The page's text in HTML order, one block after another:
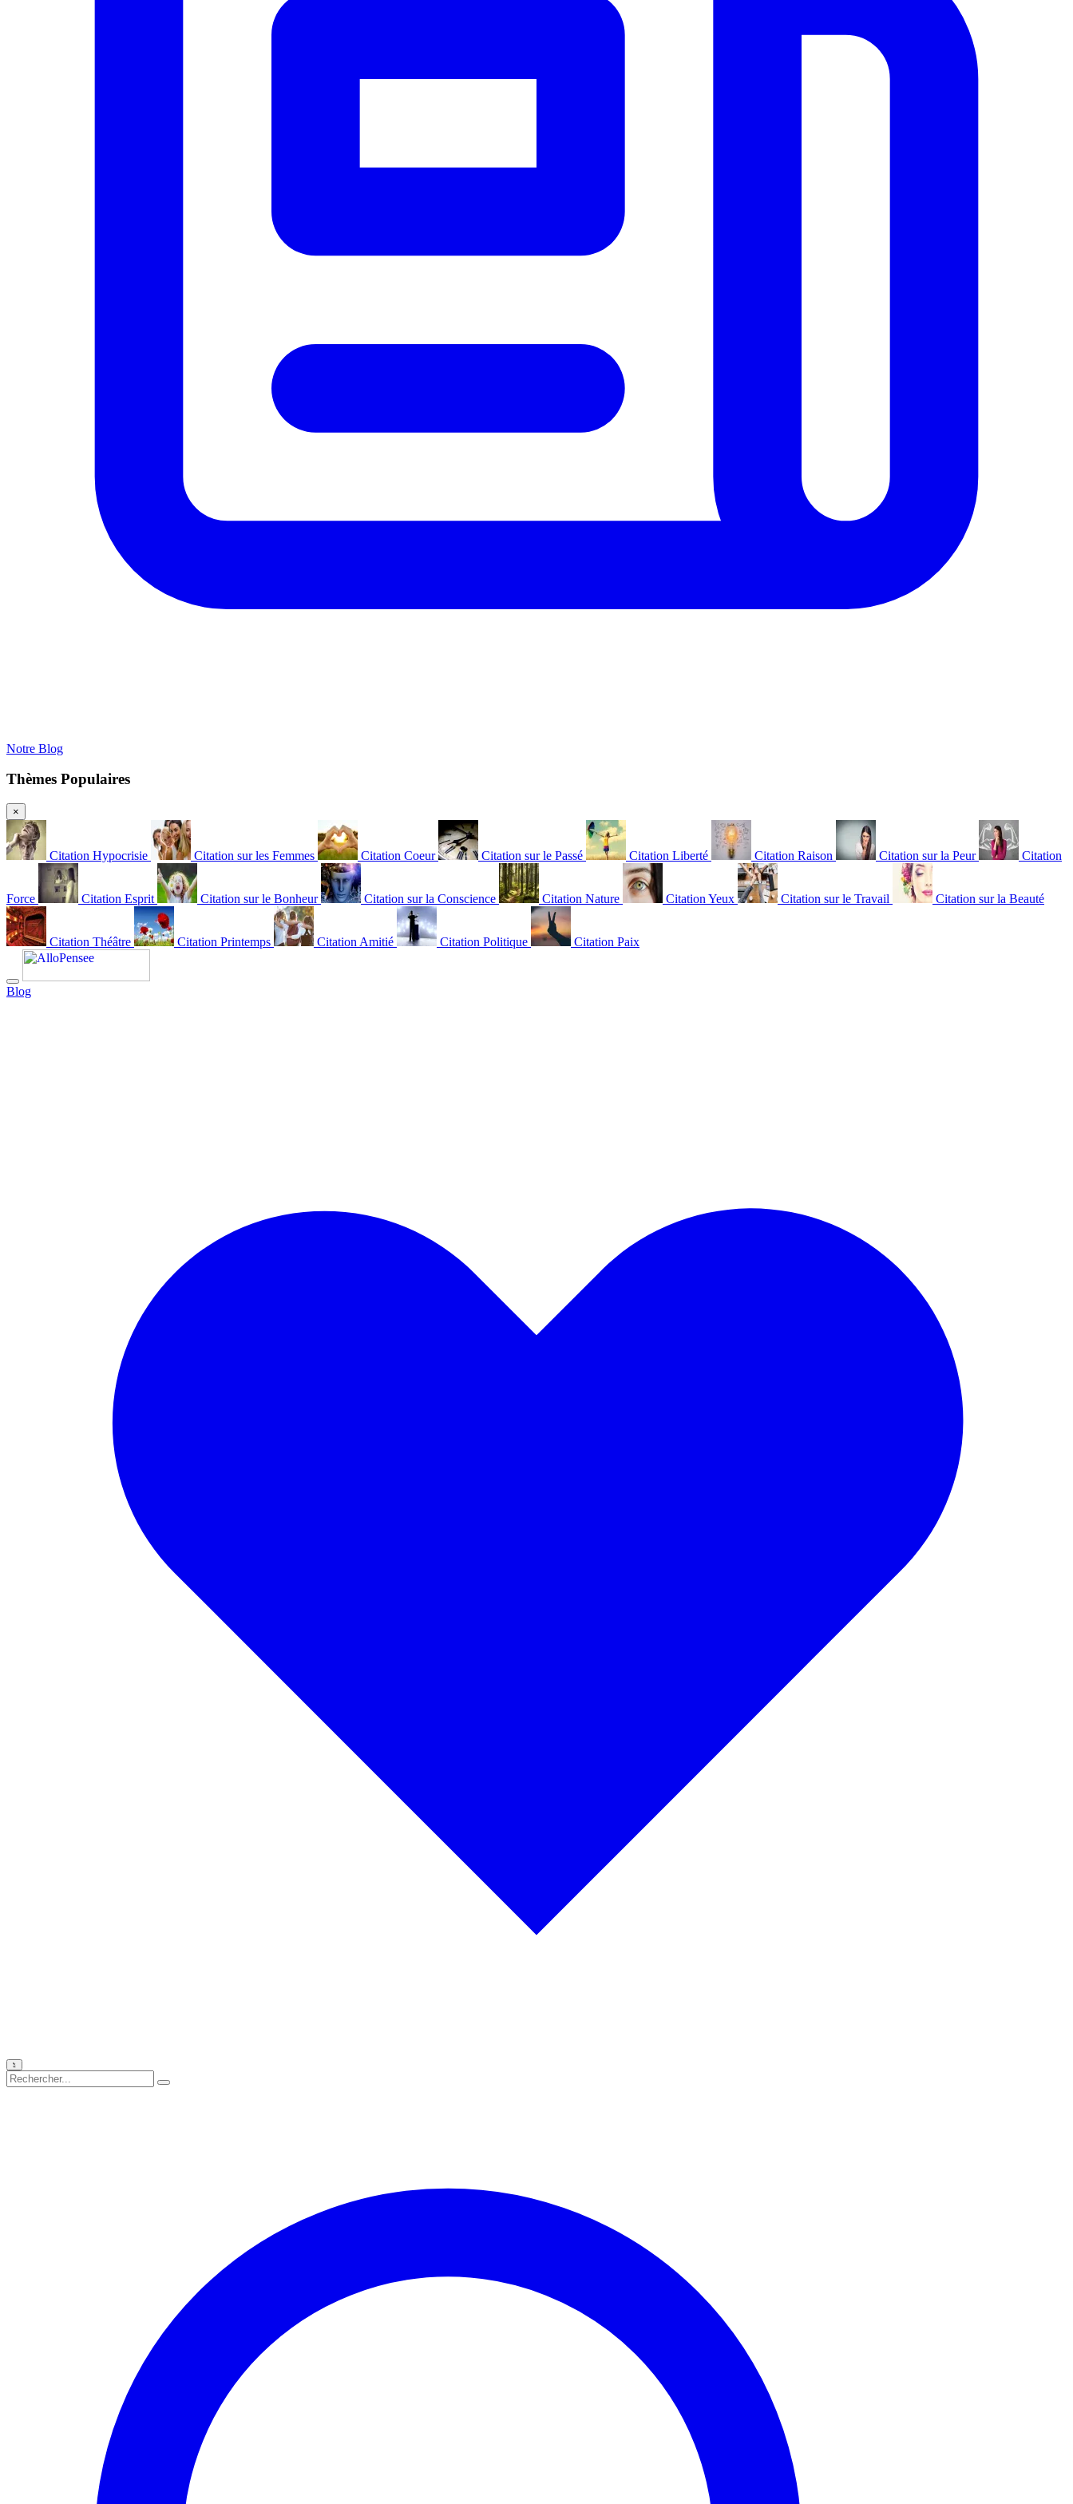
Notre Blog
Thèmes Populaires
×
Citation Hypocrisie Citation sur les Femmes Citation Coeur Citation sur le Passé Citation Liberté Citation Raison Citation sur la Peur Citation
Force Citation Esprit Citation sur le Bonheur Citation sur la Conscience Citation Nature Citation Yeux Citation sur le Travail Citation sur la Beauté
Citation Théâtre Citation Printemps Citation Amitié Citation Politique Citation Paix
Blog